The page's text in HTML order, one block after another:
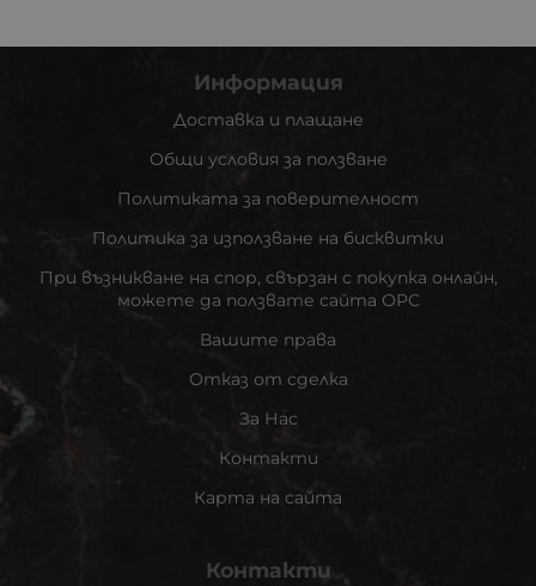
Информация
Доставка и плащане
Общи условия за ползване
Политиката за поверителност
Политика за използване на бисквитки
При възникване на спор, свързан с покупка онлайн,
можете да ползвате сайта ОРС
Вашите права
Отказ от сделка
За Нас
Контакти
Карта на сайта
Контакти